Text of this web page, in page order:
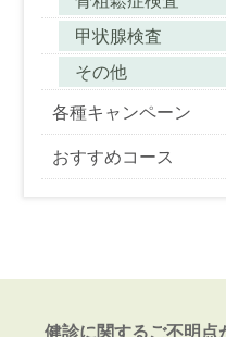
甲状腺検査
その他
各種キャンペーン
おすすめコース
健診に関するご不明点